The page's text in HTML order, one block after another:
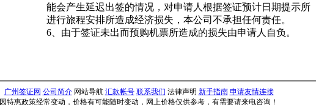
能会产生延迟出签的情况，对申请人根据签证预计日期提示所
进行旅程安排所造成经济损失，本公司不承担任何责任。
6、由于签证未出而预购机票所造成的损失由申请人自负。
广州签证网 公司简介网站导航 汇款帐号 联系我们 法律声明 新手指南 申请友情连接
因特惠政策经常变动，价格有可能随时变动，网上价格仅供参考，有需要请来电咨询！